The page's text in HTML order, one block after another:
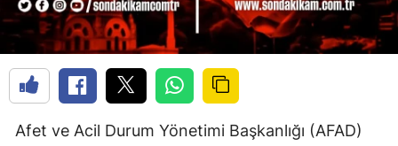
Afet ve Acil Durum Yönetimi Başkanlığı (AFAD)